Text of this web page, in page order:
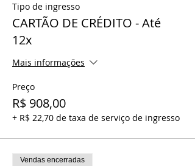
Coordenação e Apresentação:
Marcela
Evangelista
Sábado, das 9h30 às 19h30 | Conteúdo
Domingo, das 9h às 16h | Conteúdo
Prático
Local: Arena Minimalist By Lyra
Rua Celso Piatti, 350, Jaraguá,
Maceió/AL
Total 16h
Tipo de ingresso
CARTÃO DE CRÉDITO - Até
12x
Mais informações
Preço
R$ 908,00
+ R$ 22,70 de taxa de serviço de ingresso
Vendas encerradas